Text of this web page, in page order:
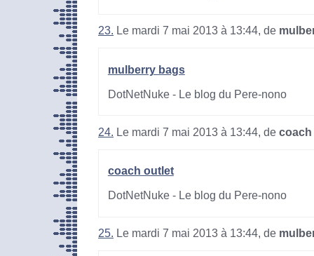
23. Le mardi 7 mai 2013 à 13:44, de
mulberry bags
DotNetNuke - Le blog du Pere-nono
24. Le mardi 7 mai 2013 à 13:44, de
coach outlet
DotNetNuke - Le blog du Pere-nono
25. Le mardi 7 mai 2013 à 13:44, de